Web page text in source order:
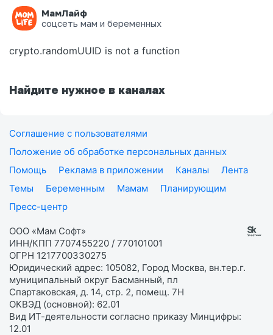
МамЛайф
соцсеть мам и беременных
Ошибка на странице
crypto.randomUUID is not a function
Найдите нужное в каналах
Соглашение с пользователями
Положение об обработке персональных данных
Помощь
Реклама в приложении Каналы
Лента
Темы
Беременным Мамам
Планирующим
Пресс-центр
ООО «Мам Софт»
ИНН/КПП 7707455220 / 770101001
ОГРН 1217700330275
Юридический адрес: 105082, Город Москва, вн.тер.г.
муниципальный округ Басманный, пл
Спартаковская, д. 14, стр. 2, помещ. 7Н
ОКВЭД (основной): 62.01
Вид ИТ-деятельности согласно приказу Минцифры:
12.01